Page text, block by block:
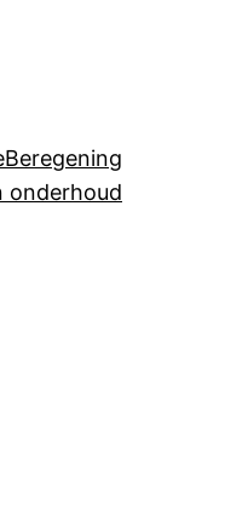
Beregening
onderhoud